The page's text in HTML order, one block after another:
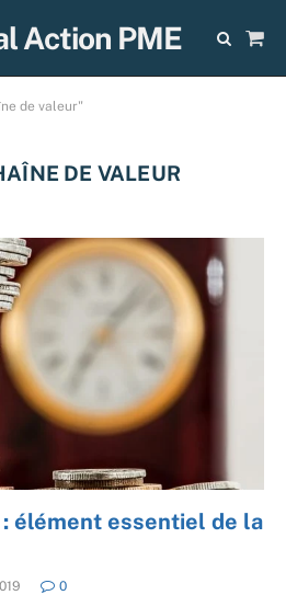
Cart
de valeur"
DE VALEUR
élément essentiel de la
0